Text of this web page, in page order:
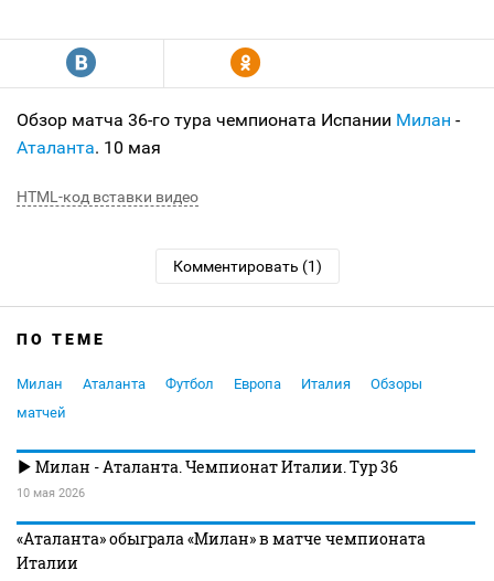
R Y
Обзор матча 36-го тура чемпионата Испании Милан -
Аталанта. 10 мая
HTML-код вставки видео
Комментировать (1)
ПО ТЕМЕ
Милан Аталанта Футбол Европа Италия
Обзоры
матчей
Милан - Аталанта. Чемпионат Италии. Тур 36
10 мая 2026
«Аталанта» обыграла «Милан» в матче чемпионата
Италии